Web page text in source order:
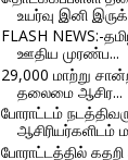
உயர்வு இனி
FLASH NEWS:-
ஊதிய முரண்ப...
29,000 மாற்று
தலைமை ஆசிர...
போராட்டம்
ஆசிரியர்களிடம்
போராட்டத்தில்